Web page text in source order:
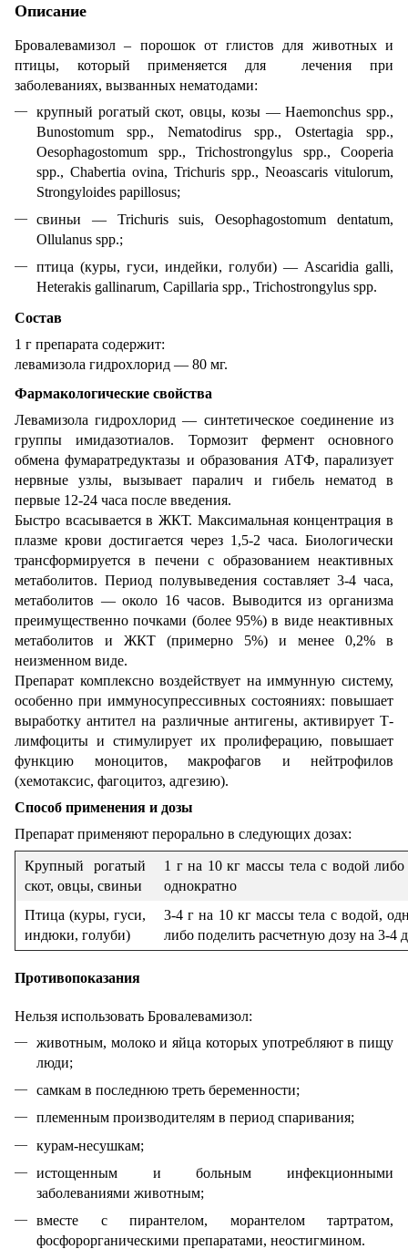
Описание
Бровалевамизол – порошок от глистов для животных и
птицы, который применяется для лечения при
заболеваниях, вызванных нематодами:
крупный рогатый скот, овцы, козы — Haemonchus spp.,
Bunostomum spp., Nematodirus spp., Ostertagia spp.,
Oesophagostomum spp., Trichostrongylus spp., Cooperia
spp., Chabertia ovina, Trichuris spp., Neoascaris vitulorum,
Strongyloides papillosus;
свиньи — Trichuris suis, Oesophagostomum dentatum,
Ollulanus spp.;
птица (куры, гуси, индейки, голуби) — Ascaridia galli,
Heterakis gallinarum, Capillaria spp., Trichostrongylus spp.
Состав
1 г препарата содержит:
левамизола гидрохлорид — 80 мг.
Фармакологические свойства
Левамизола гидрохлорид — синтетическое соединение из
группы имидазотиалов. Тормозит фермент основного
обмена фумаратредуктазы и образования АТФ, парализует
нервные узлы, вызывает паралич и гибель нематод в
первые 12-24 часа после введения.
Быстро всасывается в ЖКТ. Максимальная концентрация в
плазме крови достигается через 1,5-2 часа. Биологически
трансформируется в печени с образованием неактивных
метаболитов. Период полувыведения составляет 3-4 часа,
метаболитов — около 16 часов. Выводится из организма
преимущественно почками (более 95%) в виде неактивных
метаболитов и ЖКТ (примерно 5%) и менее 0,2% в
неизменном виде.
Препарат комплексно воздействует на иммунную систему,
особенно при иммуносупрессивных состояниях: повышает
выработку антител на различные антигены, активирует Т-
лимфоциты и стимулирует их пролиферацию, повышает
функцию моноцитов, макрофагов и нейтрофилов
(хемотаксис, фагоцитоз, адгезию).
Cпособ применения и дозы
Препарат применяют перорально в следующих дозах:
Крупный рогатый
скот, овцы, свиньи
1 г на 10 кг массы тела с водой
однократно
Птица (куры, гуси,
индюки, голуби)
3-4 г на 10 кг массы тела с водой,
либо поделить расчетную дозу на 3-4
Противопоказания
Нельзя использовать Бровалевамизол:
животным, молоко и яйца которых употребляют в пищу
люди;
самкам в последнюю треть беременности;
племенным производителям в период спаривания;
курам-несушкам;
истощенным и больным инфекционными
заболеваниями животным;
вместе с пирантелом, морантелом тартратом,
фосфорорганическими препаратами, неостигмином.